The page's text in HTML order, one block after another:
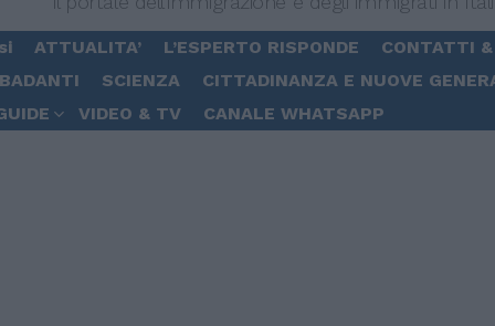
ATTUALITA’ L’ESPERTO RISPONDE
CONTATTI
SCIENZA
CITTADINANZA E NUOVE
VIDEO & TV CANALE WHATSAPP